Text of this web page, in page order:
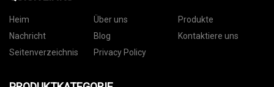
Heim Über uns
Produkte
Nachricht
Blog
Kontaktiere uns
Seitenverzeichnis
Privacy Policy